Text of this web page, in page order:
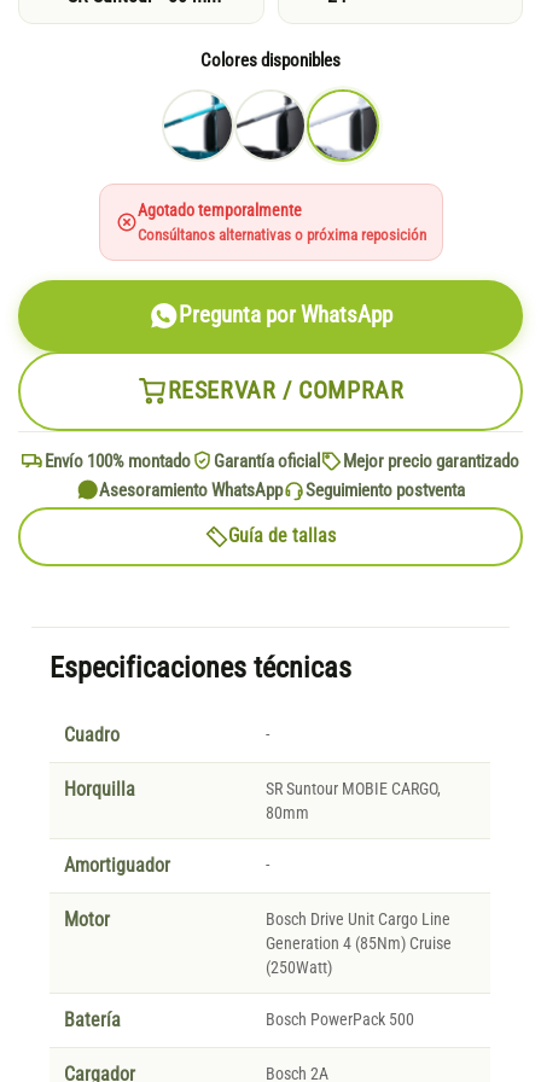
Colores disponibles
Agotado temporalmente
Consúltanos alternativas o próxima reposición
RESERVAR / COMPRAR
Pregunta por WhatsApp
Envío 100% montado Garantía oficial
Mejor precio garantizado
Asesoramiento WhatsApp
Seguimiento postventa
Guía de tallas
Especificaciones técnicas
Cuadro -
Horquilla
SR Suntour MOBIE CARGO,
80mm
Amortiguador -
Motor
Bosch Drive Unit Cargo Line
Generation 4 (85Nm) Cruise
(250Watt)
Batería Bosch PowerPack 500
Cargador Bosch 2A